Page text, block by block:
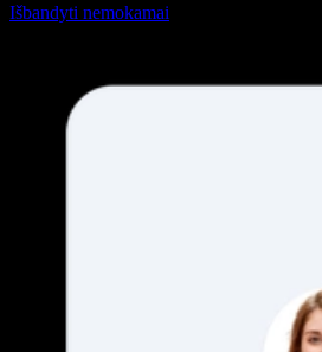
Išbandyti nemokamai